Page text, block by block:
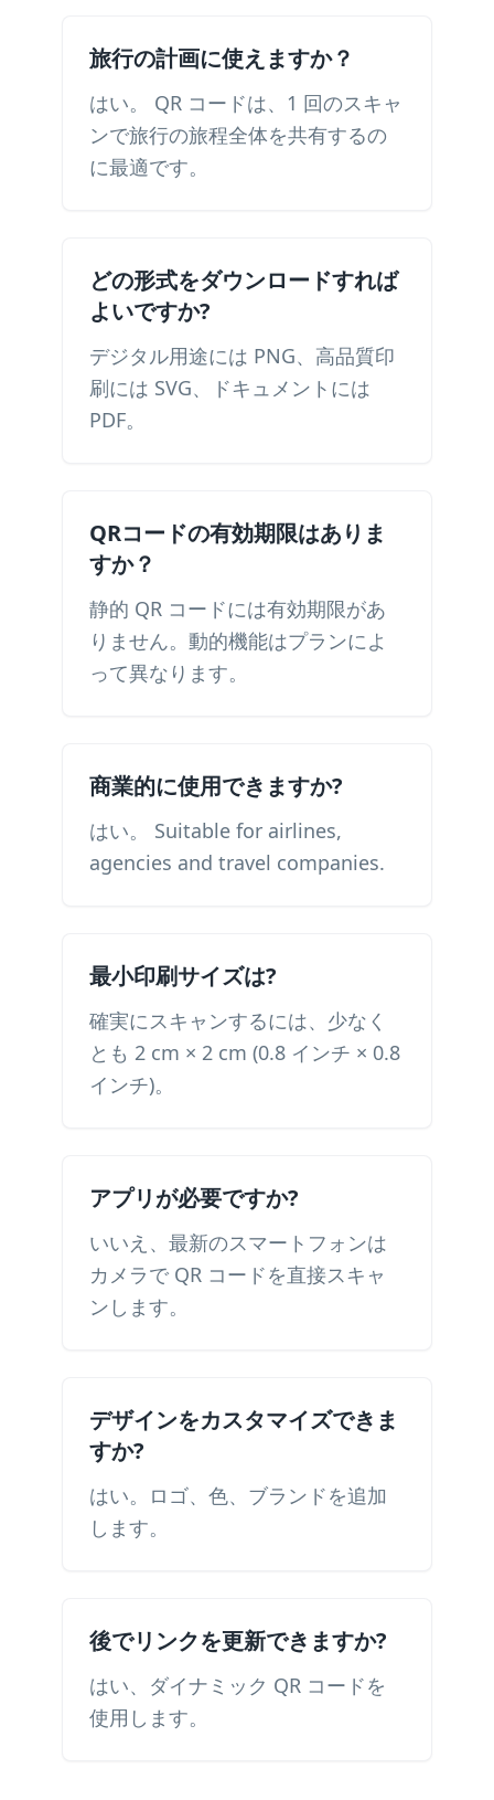
旅行の計画に使えますか？
はい。 QR コードは、1 回のスキャ
ンで旅行の旅程全体を共有するの
に最適です。
どの形式をダウンロードすれば
よいですか?
デジタル用途には PNG、高品質印
刷には SVG、ドキュメントには
PDF。
QRコードの有効期限はありま
すか？
静的 QR コードには有効期限があ
りません。動的機能はプランによ
って異なります。
商業的に使用できますか?
はい。 Suitable for airlines,
agencies and travel companies.
最小印刷サイズは?
確実にスキャンするには、少なく
とも 2 cm × 2 cm (0.8 インチ × 0.8
インチ)。
アプリが必要ですか?
いいえ、最新のスマートフォンは
カメラで QR コードを直接スキャ
ンします。
デザインをカスタマイズできま
すか?
はい。ロゴ、色、ブランドを追加
します。
後でリンクを更新できますか?
はい、ダイナミック QR コードを
使用します。